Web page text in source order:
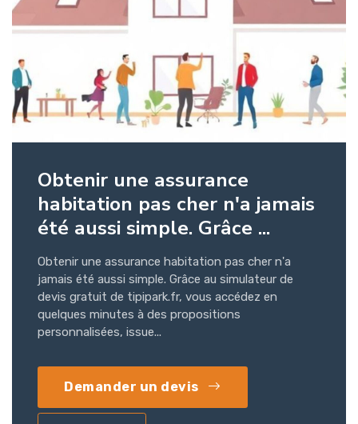
Obtenir une assurance
habitation pas cher n'a jamais
été aussi simple. Grâce ...
Obtenir une assurance habitation pas cher n'a
jamais été aussi simple. Grâce au simulateur de
devis gratuit de tipipark.fr, vous accédez en
quelques minutes à des propositions
personnalisées, issue...
Demander un devis